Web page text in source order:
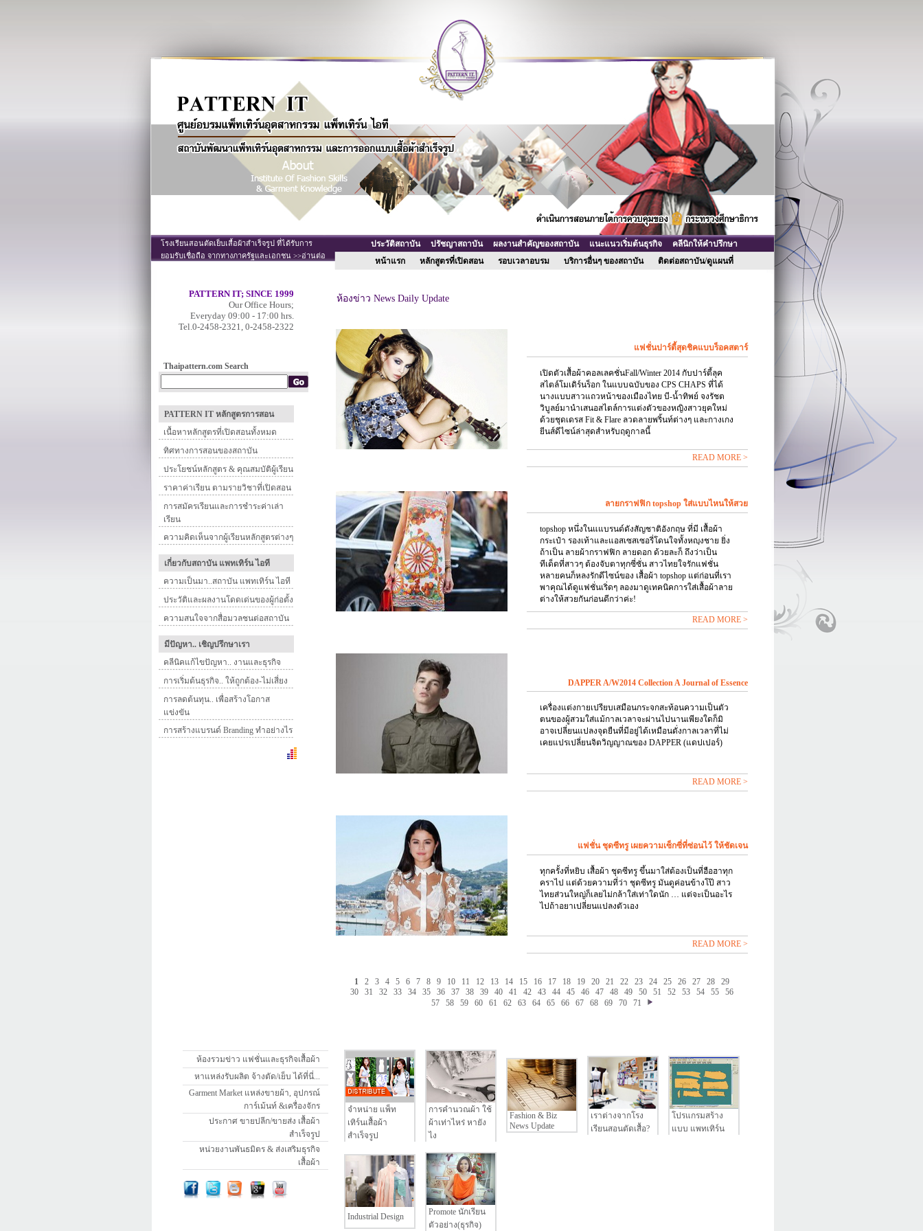
โรงเรียนสอนตัดเย็บเสื้อผ้าสำเร็จรูป ที่ได้รับการ
ยอมรับเชื่อถือ จากทางภาครัฐและเอกชน >>อ่านต่อ
ประวัติสถาบัน ปรัชญาสถาบัน ผลงานสำคัญของสถาบัน แนะแนวเริ่มต้นธุรกิจ
คลีนิกให้คำปรึกษา
หน้าแรก
หลักสูตรที่เปิดสอน รอบเวลาอบรม บริการอื่นๆ ของสถาบัน ติดต่อสถาบัน/ดูแผนที่
PATTERN IT; SINCE 1999
Our Office Hours;
Everyday 09:00 - 17:00 hrs.
Tel.0-2458-2321, 0-2458-2322
Thaipattern.com Search
PATTERN IT หลักสูตรการสอน
เนื้อหาหลักสูตรที่เปิดสอนทั้งหมด
ทิศทางการสอนของสถาบัน
ประโยชน์หลักสูตร & คุณสมบัติผู้เรียน
ราคาค่าเรียน ตามรายวิชาที่เปิดสอน
การสมัครเรียนและการชำระค่าเล่า
เรียน
ความคิดเห็นจากผู้เรียนหลักสูตรต่างๆ
เกี่ยวกับสถาบัน แพทเทิร์น ไอที
ความเป็นมา..สถาบัน แพทเทิร์น ไอที
ประวัติและผลงานโดดเด่นของผู้ก่อตั้ง
ความสนใจจากสื่อมวลชนต่อสถาบัน
มีปัญหา.. เชิญปรึกษาเรา
คลีนิคแก้ไขปัญหา.. งานและธุรกิจ
การเริ่มต้นธุรกิจ.. ให้ถูกต้อง-ไม่เสี่ยง
การลดต้นทุน.. เพื่อสร้างโอกาส
แข่งขัน
การสร้างแบรนด์ Branding ทำอย่างไร
ห้องข่าว News Daily Update
แฟชั่นปาร์ตี้สุดชิคแบบร็อคสตาร์
เปิดตัวเสื้อผ้าคอลเลคชั่นFall/Winter 2014 กับปาร์ตี้ลุค
สไตล์โมเดิร์นร็อก ในแบบฉบับของ CPS CHAPS ที่ได้
นางแบบสาวแถวหน้าของเมืองไทย บี-น้ำทิพย์ จงรัชต
วิบูลย์มานำเสนอสไตล์การแต่งตัวของหญิงสาวยุคใหม่
ด้วยชุดเดรส Fit & Flare ลวดลายพริ้นท์ต่างๆ และกางเกง
ยีนส์ดีไซน์ล่าสุดสำหรับฤดูกาลนี้
READ MORE >
ลายกราฟฟิก topshop ใส่แบบไหนให้สวย
topshop หนึ่งในแแบรนด์ดังสัญชาติอังกฤษ ที่มี เสื้อผ้า
กระเป๋า รองเท้าและแอสเซสเซอรี่โดนใจทั้งหญฺงชาย ยิ่ง
ถ้าเป็น ลายผ้ากราฟฟิก ลายดอก ด้วยละก็ ถึงว่าเป็น
ทีเด็ดที่สาวๆ ต้องจับตาทุกซี่ซั่น สาวไทยใจรักแฟชั่น
หลายคนก็หลงรักดีไซน์ของ เสื้อผ้า topshop แต่ก่อนที่เรา
พาคุณได้ดูแฟชั่นเริ่ดๆ ลองมาดูเทคนิคการใส่เสื้อผ้าลาย
ต่างให้สวยกันก่อนดีกว่าค่ะ!
READ MORE >
DAPPER A/W2014 Collection A Journal of Essence
เครื่องแต่งกายเปรียบเสมือนกระจกสะท้อนความเป็นตัว
ตนของผู้สวมใส่แม้กาลเวลาจะผ่านไปนานเพียงใดก็มิ
อาจเปลี่ยนแปลงจุดยืนที่มีอยู่ได้เหมือนดั่งกาลเวลาที่ไม่
เคยแปรเปลี่ยนจิตวิญญาณของ DAPPER (แดปเปอร์)
READ MORE >
แฟชั่น ชุดซีทรู เผยความเซ็กซี่ที่ซ่อนไว้ ให้ชัดเจน
ทุกครั้งที่หยิบ เสื้อผ้า ชุดซีทรู ขึ้นมาใส่ต้องเป็นที่ฮือฮาทุก
คราไป แต่ด้วยความที่ว่า ชุดซีทรู มันดูค่อนข้างโป๊ สาว
ไทยส่วนใหญ่ก็เลยไม่กล้าใส่เท่าใดนัก … แต่จะเป็นอะไร
ไปถ้าอยาเปลี่ยนแปลงตัวเอง
READ MORE >
1 2 3 4 5 6 7 8 9 10 11 12 13 14 15 16 17 18 19 20 21 22 23 24 25 26 27 28
29
30
31 32 33 34 35 36 37 38 39 40 41 42 43 44 45 46 47 48 49 50 51 52 53 54 55
56
57
58 59 60 61 62 63 64 65 66 67 68 69 70 71
ห้องรวมข่าว แฟชั่นและธุรกิจเสื้อผ้า
หาแหล่งรับผลิต จ้างตัด/เย็บ ได้ที่นี่...
Garment Market แหล่งขายผ้า, อุปกรณ์
การ์เม้นท์ &เครื่องจักร
ประกาศ ขายปลีก/ขายส่ง เสื้อผ้า
สำเร็จรูป
หน่วยงานพันธมิตร & ส่งเสริมธุรกิจ
เสื้อผ้า
จำหน่าย แพ็ท
เทิร์นเสื้อผ้า
สำเร็จรูป
การคำนวณผ้า ใช้
ผ้าเท่าไหร่ หายัง
ไง
Fashion & Biz
News Update
เราต่างจากโรง
เรียนสอนตัดเสื้อ?
โปรแกรมสร้าง
แบบ แพทเทิร์น
Industrial Design
Promote นักเรียน
ตัวอย่าง(ธุรกิจ)